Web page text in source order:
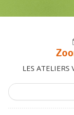
LES